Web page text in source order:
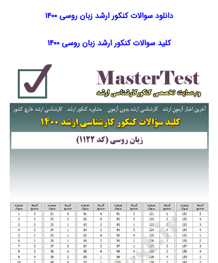
دانلود سوالات کنکور ارشد زبان روسی ۱۴۰۰
کلید سوالات کنکور ارشد زبان روسی ۱۴۰۰